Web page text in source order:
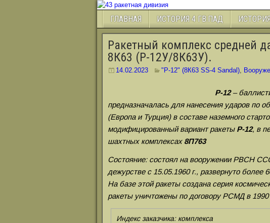
ГЛАВНАЯ ИСТОРИЯ 4 ГВ.ПАД
Ракетный комплекс средней
8К63 (Р-12У/8К63У).
14.02.2023 "Р-12" (8К63 SS-4 Sandal),
Р-12–
предназначалась для нанесения ударов по
(Европа и Турция) в составе наземного
модифицированный вариант ракеты Р-12, в
шахтных комплексах 8П763
Состояние: состоял на вооружении РВСН
дежурстве с 15.05.1960 г., развернуто более
На базе этой ракеты создана серия
ракеты уничтожены по договору РСМД в 1990
Индекс заказчика: комплекса